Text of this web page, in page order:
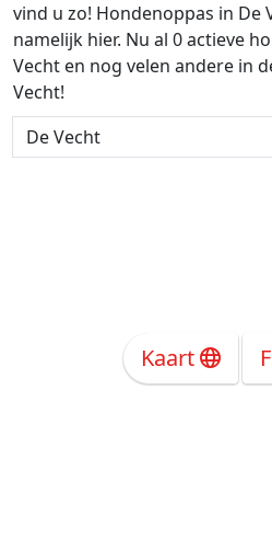
vind u zo! Hondenoppas in De
namelijk hier. Nu al 0 actieve
Vecht en nog velen andere in
Vecht!
Kaart